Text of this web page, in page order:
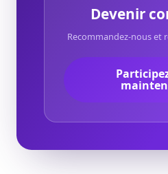
Devenir
Recommandez-nous et